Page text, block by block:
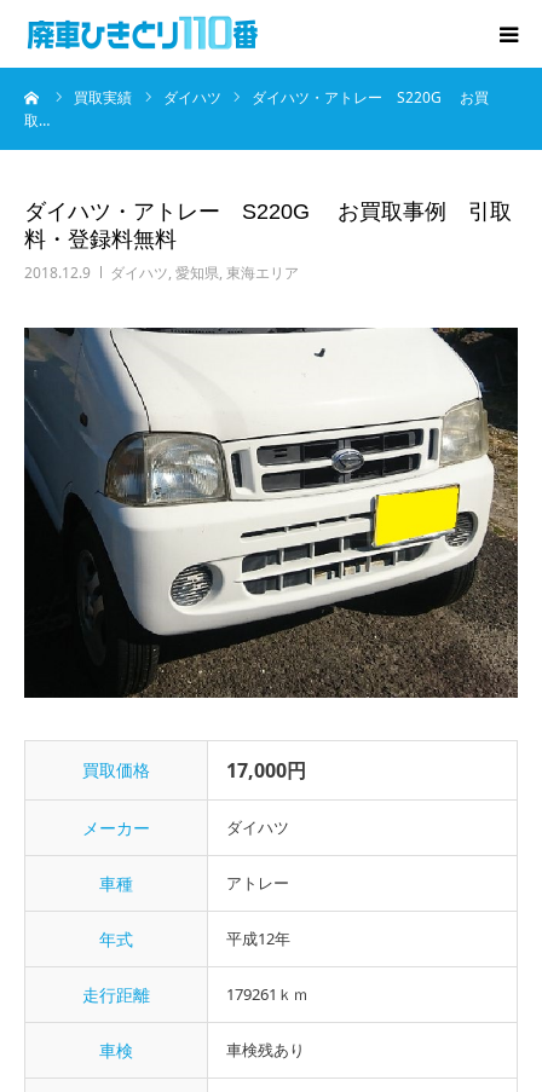
買取実績 ダイハツ
ダイハツ・アトレー S220G お買
取…
ダイハツ・アトレー S220G お買取事例 引取
料・登録料無料
2018.12.9 ダイハツ, 愛知県, 東海エリア
買取価格 17,000円
メーカー ダイハツ
車種 アトレー
年式 平成12年
走行距離 179261ｋｍ
車検 車検残あり
廃車･事故車の買取
無料査定
お知らせ
会社概要
お問い合わせ